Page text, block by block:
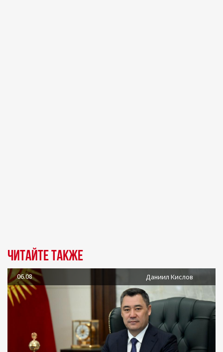
Читайте также
06.08 Даниил Кислов